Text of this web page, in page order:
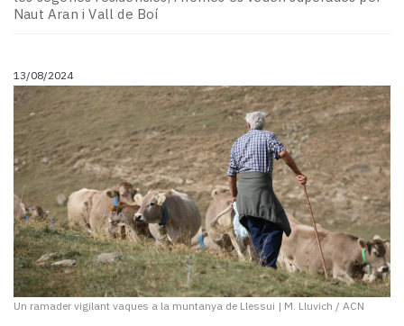
Naut Aran i Vall de Boí
13/08/2024
Un ramader vigilant vaques a la muntanya de Llessui | M. Lluvich / ACN